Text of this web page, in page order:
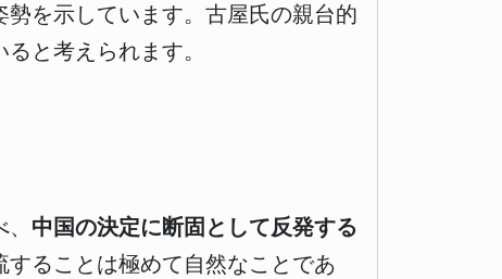
を示しています。古屋氏の親台的
と考えられます。
中国の決定に断固として反発する
ることは極めて自然なことであ